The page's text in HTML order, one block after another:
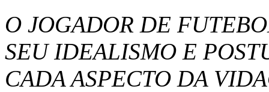
O JOGADOR DE
SEU IDEALISMO E
CADA ASPECTO DA